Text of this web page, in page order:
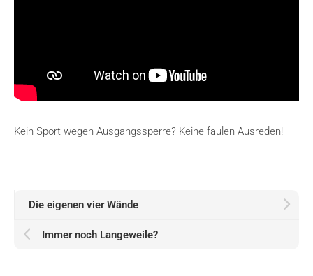
Kein Sport wegen Ausgangssperre? Keine faulen Ausreden!
Die eigenen vier Wände
Immer noch Langeweile?